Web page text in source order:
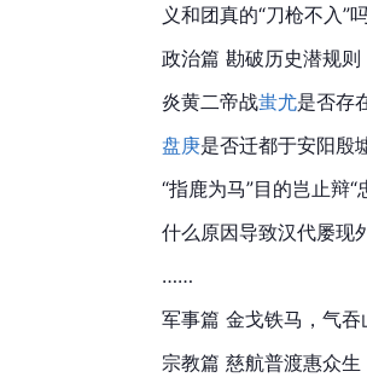
义和团真的“刀枪不入”
政治篇 勘破历史潜规则
炎黄二帝战蚩尤是否存
盘庚是否迁都于安阳殷
“指鹿为马”目的岂止辩“
什么原因导致汉代屡现
……
军事篇 金戈铁马，气吞
宗教篇 慈航普渡惠众生